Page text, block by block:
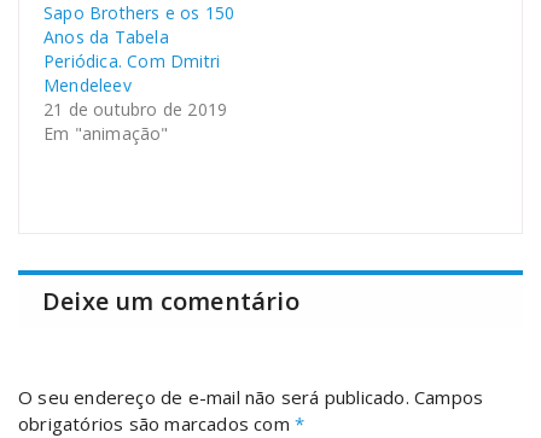
Sapo Brothers e os 150
Anos da Tabela
Periódica. Com Dmitri
Mendeleev
21 de outubro de 2019
Em "animação"
Deixe um comentário
O seu endereço de e-mail não será publicado. Campos
obrigatórios são marcados com *